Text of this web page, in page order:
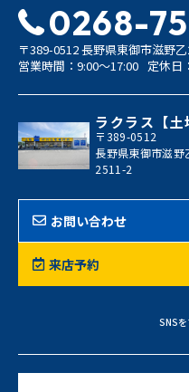
0268-
〒389-0512 長野県東御市滋野
営業時間：9:00〜17:00 定休日
ラクラス【土
〒389-0512
長野県東御市滋野
2511-2
お問い合わせ
来店予約
SNS